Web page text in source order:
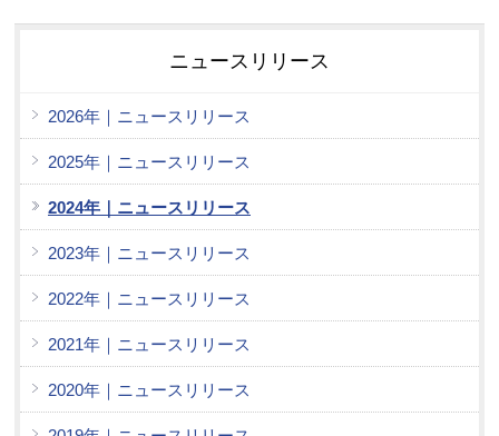
ニュースリリース
2026年｜ニュースリリース
2025年｜ニュースリリース
2024年｜ニュースリリース
2023年｜ニュースリリース
2022年｜ニュースリリース
2021年｜ニュースリリース
2020年｜ニュースリリース